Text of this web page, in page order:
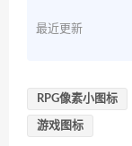
最近更新
RPG像素小图标
游戏图标